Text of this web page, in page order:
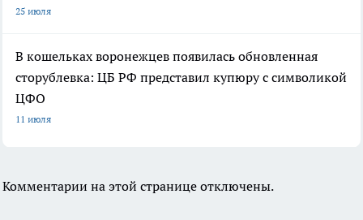
25 июля
В кошельках воронежцев появилась обновленная
сторублевка: ЦБ РФ представил купюру с символикой
ЦФО
11 июля
Комментарии на этой странице отключены.